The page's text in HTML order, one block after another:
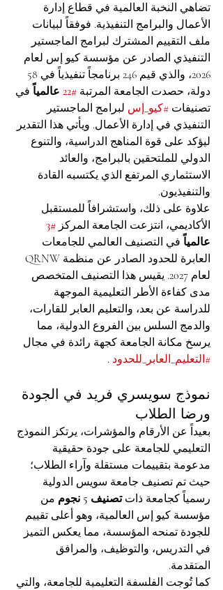
تضاهي النخبة العالمية في قطاع إدارة
الأعمال والبرامج التنفيذية. فوفقاً لبيانات
ملف التقييم المشترك لبرامج الماجستير
التنفيذي الصادر عن مؤسسة كيو إس لعام
دولة، حصدت الجامعة المرتبة #22 عالمياً في
تصنيفات #كيو_إس لبرامج الماجستير
التنفيذي في إدارة الأعمال. ويأتي هذا التقدير
ليؤكد على قوة المناهج الدراسية، والتنوع
الدولي للملتحقين بالبرامج، والعائد
الاستثماري المرتفع الذي يكتسبه القادة
والتنفيذيون.
علاوة على ذلك، واستشرافاً للمستقبل
الأكاديمي، انتزعت الجامعة المركز #3
عالمياً في التصنيف العالمي للجامعات
لعام 2027. يقيس هذا التصنيف المتخصص
مدى كفاءة الأطر التعليمية الموجهة
للدراسة عن بعد، والتعليم العابر للقارات،
والدمج السلس بين الفروع الدولية، مما
يرسخ مكانة الجامعة كجهة رائدة في مجال
#التعليم_العابر_للحدود .
نموذج سويسري فريد في الجودة
ورضا الطلاب
بعيداً عن الأرقام والمؤشرات، يرتكز النموذج
التعليمي للجامعة على جودة حقيقية
مدعومة بتقييمات مستقلة وآراء الطلاب؛
حيث تم تصنيف جامعة سويس الدولية
رسمياً كجامعة ذات تصنيف 5 نجوم
من
مؤسسة كيو إس العالمية، وهو أعلى تقييم
للجودة تمنحه المؤسسة، مما يعكس التميز
في التدريس، والتوظيف، والمرافق
المتقدمة.
كما تُوجت الفلسفة التعليمية للجامعة، والتي